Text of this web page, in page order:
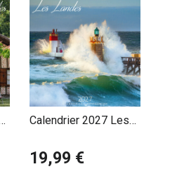
Calendrier 2027 Les
19,99 €